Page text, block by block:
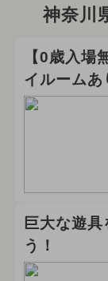
神奈川
【0歳入場
イルーム
巨大な遊
う！